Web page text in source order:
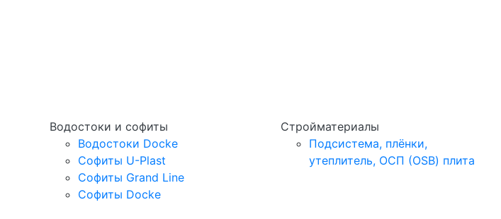
Водостоки и софиты
Водостоки Docke
Софиты U-Plast
Софиты Grand Line
Софиты Docke
Стройматериалы
Подсистема, плёнки,
утеплитель, ОСП (OSB) плита